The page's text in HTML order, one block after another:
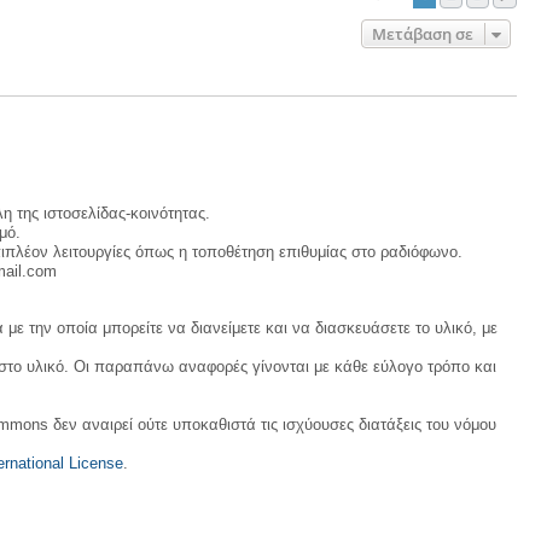
Μετάβαση σε
ιστοσελίδας-κοινότητας.
λειτουργίες όπως η τοποθέτηση επιθυμίας στο ραδιόφωνο.
οποία μπορείτε να διανείμετε και να διασκευάσετε το υλικό, με
υλικό. Οι παραπάνω αναφορές γίνονται με κάθε εύλογο τρόπο και
δεν αναιρεί ούτε υποκαθιστά τις ισχύουσες διατάξεις του νόμου
License.